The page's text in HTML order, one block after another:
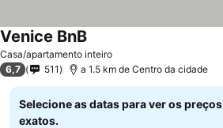
Casa/apartamento inteiro
Venice BnB
6,7 511 a 1.5 km de Centro da cidade
Selecione as datas para ver os preços
exatos.